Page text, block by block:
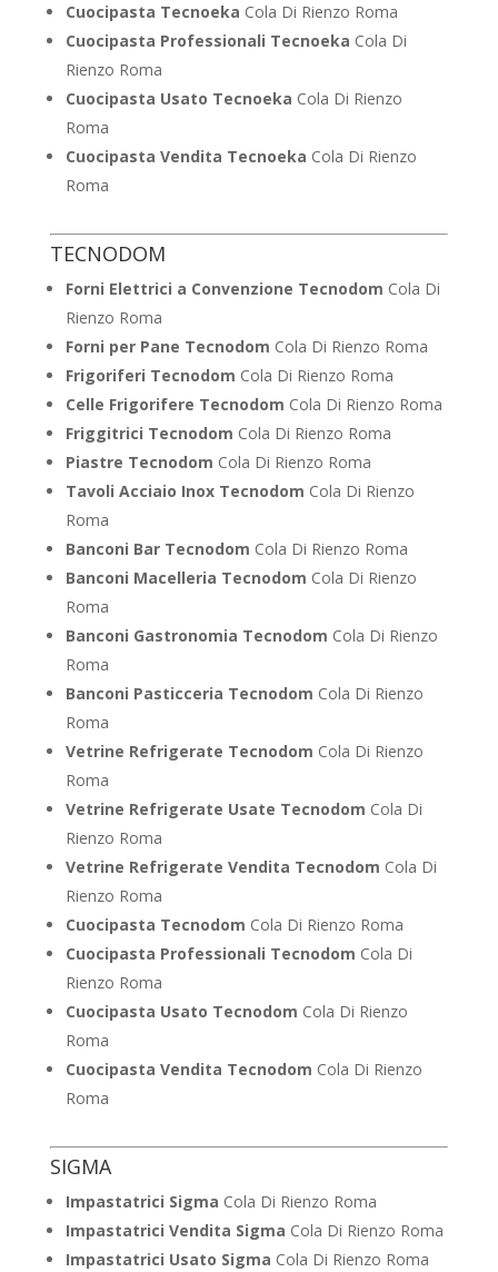
Cuocipasta Tecnoeka Cola Di Rienzo Roma
Cuocipasta Professionali Tecnoeka Cola Di
Rienzo Roma
Cuocipasta Usato Tecnoeka Cola Di Rienzo
Roma
Cuocipasta Vendita Tecnoeka Cola Di Rienzo
Roma
TECNODOM
Forni Elettrici a Convenzione Tecnodom Cola Di
Rienzo Roma
Forni per Pane Tecnodom Cola Di Rienzo Roma
Frigoriferi Tecnodom Cola Di Rienzo Roma
Celle Frigorifere Tecnodom Cola Di Rienzo Roma
Friggitrici Tecnodom Cola Di Rienzo Roma
Piastre Tecnodom Cola Di Rienzo Roma
Tavoli Acciaio Inox Tecnodom Cola Di Rienzo
Roma
Banconi Bar Tecnodom Cola Di Rienzo Roma
Banconi Macelleria Tecnodom Cola Di Rienzo
Roma
Banconi Gastronomia Tecnodom Cola Di Rienzo
Roma
Banconi Pasticceria Tecnodom Cola Di Rienzo
Roma
Vetrine Refrigerate Tecnodom Cola Di Rienzo
Roma
Vetrine Refrigerate Usate Tecnodom Cola Di
Rienzo Roma
Vetrine Refrigerate Vendita Tecnodom Cola Di
Rienzo Roma
Cuocipasta Tecnodom Cola Di Rienzo Roma
Cuocipasta Professionali Tecnodom Cola Di
Rienzo Roma
Cuocipasta Usato Tecnodom Cola Di Rienzo
Roma
Cuocipasta Vendita Tecnodom Cola Di Rienzo
Roma
SIGMA
Impastatrici Sigma Cola Di Rienzo Roma
Impastatrici Vendita Sigma Cola Di Rienzo Roma
Impastatrici Usato Sigma Cola Di Rienzo Roma